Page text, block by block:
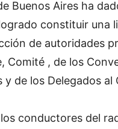
Buenos Aires ha
constituir una
de autoridades
Comité , de los
y de los Delegados al
conductores del